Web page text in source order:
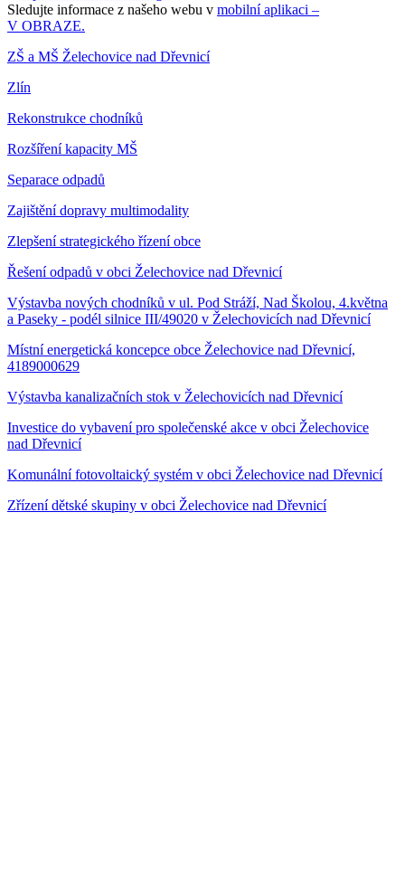
Sledujte informace z našeho webu v mobilní aplikaci –
V OBRAZE.
ZŠ a MŠ Želechovice nad Dřevnicí
Zlín
Rekonstrukce chodníků
Rozšíření kapacity MŠ
Separace odpadů
Zajištění dopravy multimodality
Zlepšení strategického řízení obce
Řešení odpadů v obci Želechovice nad Dřevnicí
Výstavba nových chodníků v ul. Pod Stráží, Nad Školou, 4.května
a Paseky - podél silnice III/49020 v Želechovicích nad Dřevnicí
Místní energetická koncepce obce Želechovice nad Dřevnicí,
4189000629
Výstavba kanalizačních stok v Želechovicích nad Dřevnicí
Investice do vybavení pro společenské akce v obci Želechovice
nad Dřevnicí
Komunální fotovoltaický systém v obci Želechovice nad Dřevnicí
Zřízení dětské skupiny v obci Želechovice nad Dřevnicí